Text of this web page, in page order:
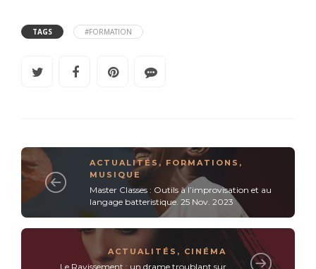
TAGS #FORMATION
ACTUALITÉS, FORMATIONS ,
MUSIQUE
Master Classes : Outils à l’improvisation et au
langage batteristique. 25 Nov. 2023
ACTUALITÉS , CINÉMA
Le Ravissement : un drame troublant sur